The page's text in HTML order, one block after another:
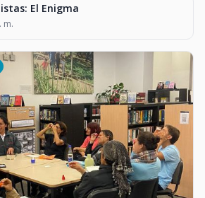
El Enigma
m.